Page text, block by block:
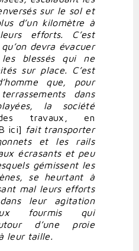
sur le sol et
d’un kilomètre à
efforts. C’est
devra évacuer
blessés qui ne
sur place. C’est
que, pour
dans
la société
travaux, en
ici] fait transporter
et les rails
écrasants et peu
gémissent les
se heurtant à
mal leurs efforts
leur agitation
fourmis qui
d’une proie
leur taille.